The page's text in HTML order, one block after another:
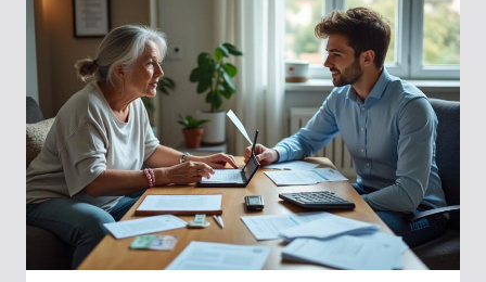
MONTANTS
SELON
LE
GRADE